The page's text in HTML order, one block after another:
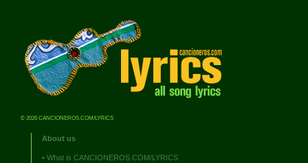
© 2026 CANCIONEROS.COM/LYRICS
About us
• What is CANCIONEROS.COM/LYRICS